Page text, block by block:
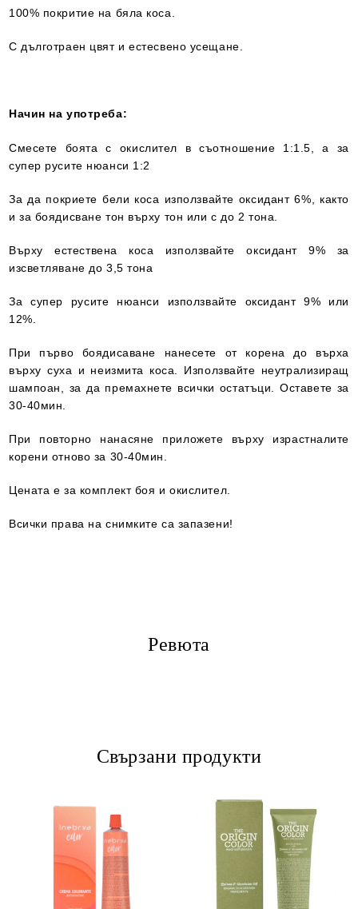
100% покритие на бяла коса.
С дълготраен цвят и естесвено усещане.
Начин на употреба:
Смесете боята с окислител в съотношение 1:1.5, а за
супер русите нюанси 1:2
За да покриете бели коса използвайте оксидант 6%, както
и за боядисване тон върху тон или с до 2 тона.
Върху естествена коса използвайте оксидант 9% за
изсветляване до 3,5 тона
За супер русите нюанси използвайте оксидант 9% или
12%.
При първо боядисаване нанесете от корена до върха
върху суха и неизмита коса. Използвайте неутрализиращ
шампоан, за да премахнете всички остатъци. Оставете за
30-40мин.
При повторно нанасяне приложете върху израстналите
корени отново за 30-40мин.
Цената е за комплект боя и окислител.
Всички права на снимките са запазени!
Ревюта
Свързани продукти